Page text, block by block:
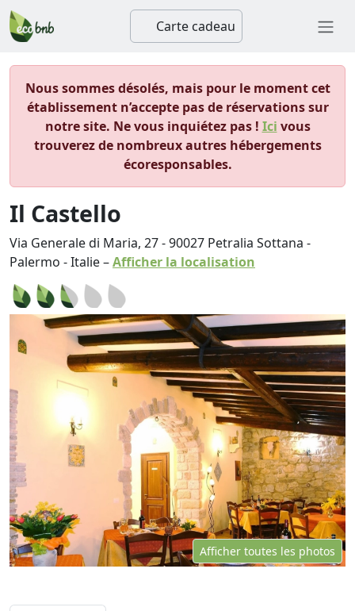
Carte cadeau
Nous sommes désolés, mais pour le moment cet
établissement n’accepte pas de réservations sur
notre site. Ne vous inquiétez pas ! Ici vous
trouverez de nombreux autres hébergements
écoresponsables.
Il Castello
Via Generale di Maria, 27-90027 Petralia Sottana -
Palermo -Italie–Afficher la localisation
Afficher toutes les photos